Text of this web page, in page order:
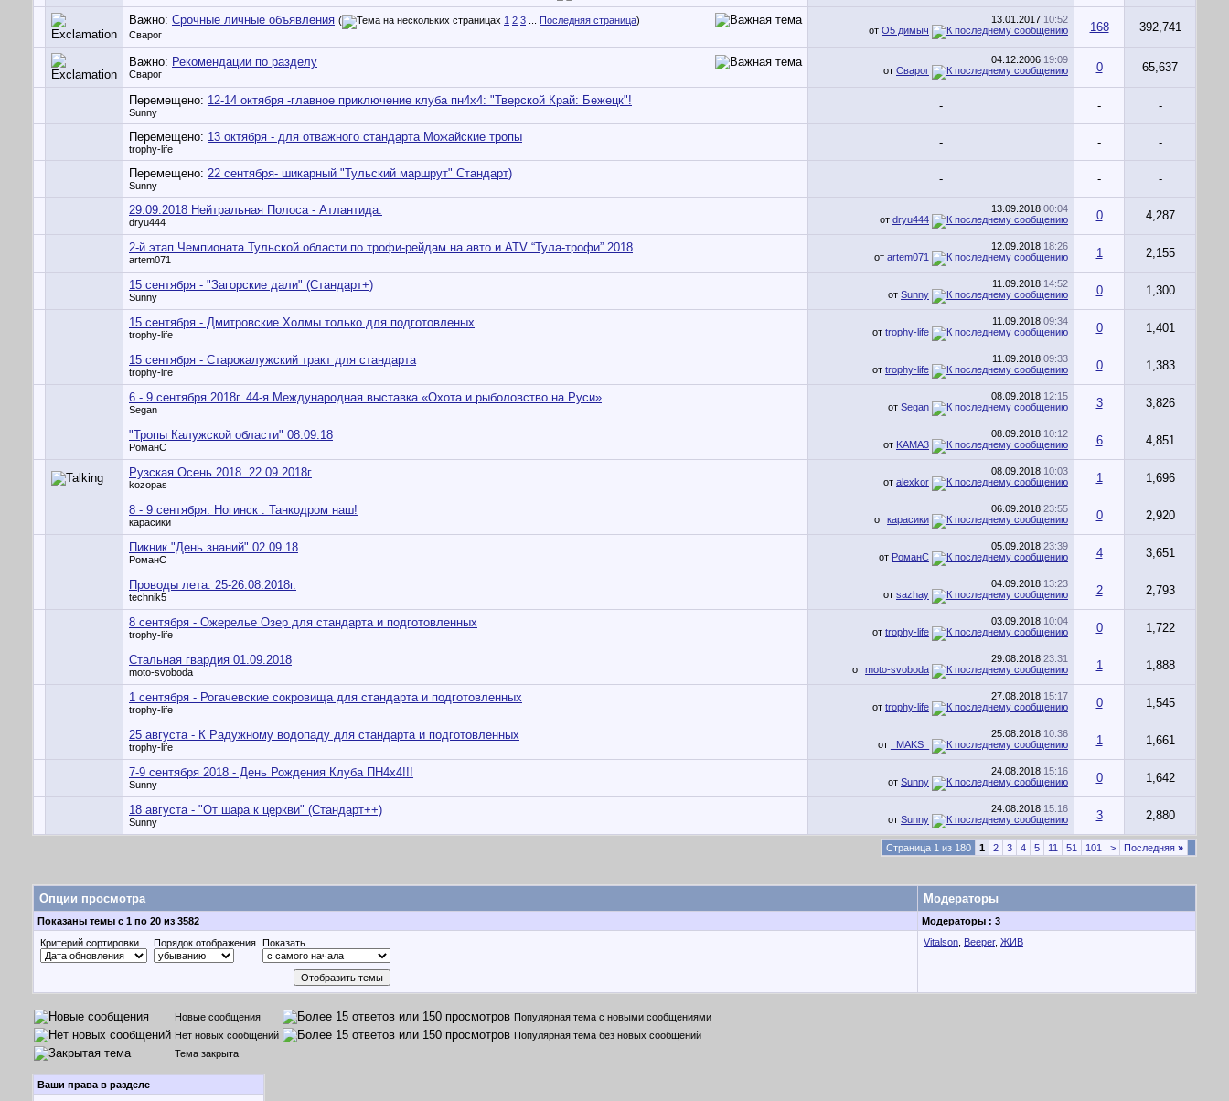
Важно: Срочные личные объявления ( 1 2 3 Последняя страница)
Сварог
13.01.2017 10:52
от О5 димыч 168 392,741
Важно: Рекомендации по разделу
Сварог
04.12.2006 19:09
от Сварог 0 65,637
Перемещено: 12-14 октября -главное приключение клуба пн4х4: "Тверской Край: Бежецк"!
Sunny - - -
Перемещено: 13 октября - для отважного стандарта Можайские тропы
trophy-life - - -
Перемещено: 22 сентября- шикарный "Тульский маршрут" Стандарт)
Sunny - - -
29.09.2018 Нейтральная Полоса - Атлантида.
dryu444
13.09.2018 00:04
от dryu444 0 4,287
2-й этап Чемпионата Тульской области по трофи-рейдам на авто и ATV “Тула-трофи” 2018
artem071
12.09.2018 18:26
от artem071 1 2,155
15 сентября - "Загорские дали" (Стандарт+)
Sunny
11.09.2018 14:52
от Sunny 0 1,300
15 сентября - Дмитровские Холмы только для подготовленых
trophy-life
11.09.2018 09:34
от trophy-life 0 1,401
15 сентября - Старокалужский тракт для стандарта
trophy-life
11.09.2018 09:33
от trophy-life 0 1,383
6 - 9 cентября 2018г. 44-я Международная выставка «Охота и рыболовство на Руси»
Segan
08.09.2018 12:15
от Segan 3 3,826
"Тропы Калужской области" 08.09.18
РоманС
08.09.2018 10:12
от KAMA3 6 4,851
Рузская Осень 2018. 22.09.2018г
kozopas
08.09.2018 10:03
от alexkor 1 1,696
8 - 9 сентября. Ногинск . Танкодром наш!
карасики
06.09.2018 23:55
от карасики 0 2,920
Пикник "День знаний" 02.09.18
РоманС
05.09.2018 23:39
от РоманС 4 3,651
Проводы лета. 25-26.08.2018г.
technik5
04.09.2018 13:23
от sazhay 2 2,793
8 сентября - Ожерелье Озер для стандарта и подготовленных
trophy-life
03.09.2018 10:04
от trophy-life 0 1,722
Стальная гвардия 01.09.2018
moto-svoboda
29.08.2018 23:31
от moto-svoboda 1 1,888
1 сентября - Рогачевские сокровища для стандарта и подготовленных
trophy-life
27.08.2018 15:17
от trophy-life 0 1,545
25 августа - К Радужному водопаду для стандарта и подготовленных
trophy-life
25.08.2018 10:36
от
_MAKS_ 1 1,661
7-9 сентября 2018 - День Рождения Клуба ПН4х4!!!
Sunny
24.08.2018 15:16
от Sunny 0 1,642
18 августа - "От шара к церкви" (Стандарт++)
Sunny
24.08.2018 15:16
от Sunny 3 2,880
Страница 1 из 180 1 2 3 4 5 11 51 101 > Последняя »
Опции просмотра Модераторы
Показаны темы с 1 по 20 из 3582
Модераторы : 3
Критерий сортировки
Порядок отображения Показать Vitalson Beeper, ЖИВ
Новые сообщения
Популярная тема с новыми сообщениями
Нет новых сообщений
Популярная тема без новых сообщений
Тема закрыта
Ваши права в разделе